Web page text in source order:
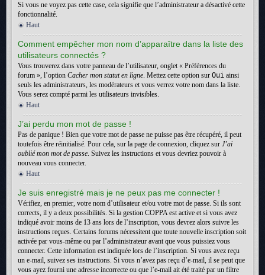
Si vous ne voyez pas cette case, cela signifie que l’administrateur a désactivé cette
fonctionnalité.
Haut
Comment empêcher mon nom d’apparaître dans la liste des
utilisateurs connectés ?
Vous trouverez dans votre panneau de l’utilisateur, onglet « Préférences du
forum », l’option Cacher mon statut en ligne. Mettez cette option sur Oui ainsi
seuls les administrateurs, les modérateurs et vous verrez votre nom dans la liste.
Vous serez compté parmi les utilisateurs invisibles.
Haut
J’ai perdu mon mot de passe !
Pas de panique ! Bien que votre mot de passe ne puisse pas être récupéré, il peut
toutefois être réinitialisé. Pour cela, sur la page de connexion, cliquez sur J’ai
oublié mon mot de passe. Suivez les instructions et vous devriez pouvoir à
nouveau vous connecter.
Haut
Je suis enregistré mais je ne peux pas me connecter !
Vérifiez, en premier, votre nom d’utilisateur et/ou votre mot de passe. Si ils sont
corrects, il y a deux possibilités. Si la gestion COPPA est active et si vous avez
indiqué avoir moins de 13 ans lors de l’inscription, vous devrez alors suivre les
instructions reçues. Certains forums nécessitent que toute nouvelle inscription soit
activée par vous-même ou par l’administrateur avant que vous puissiez vous
connecter. Cette information est indiquée lors de l’inscription. Si vous avez reçu
un e-mail, suivez ses instructions. Si vous n’avez pas reçu d’e-mail, il se peut que
vous ayez fourni une adresse incorrecte ou que l’e-mail ait été traité par un filtre